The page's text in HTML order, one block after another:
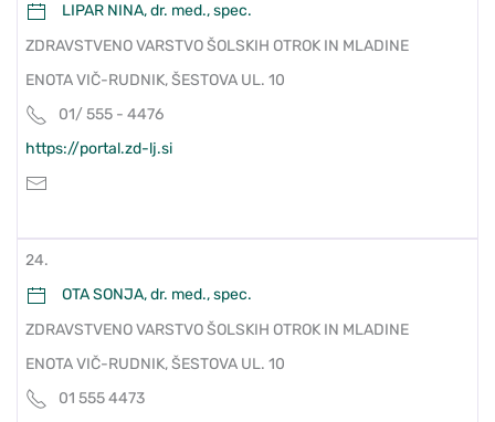
LIPAR NINA, dr. med., spec.
ZDRAVSTVENO VARSTVO ŠOLSKIH OTROK IN MLADINE
ENOTA VIČ-RUDNIK, ŠESTOVA UL. 10
01/ 555 - 4476
https://portal.zd-lj.si
24.
OTA SONJA, dr. med., spec.
ZDRAVSTVENO VARSTVO ŠOLSKIH OTROK IN MLADINE
ENOTA VIČ-RUDNIK, ŠESTOVA UL. 10
01 555 4473